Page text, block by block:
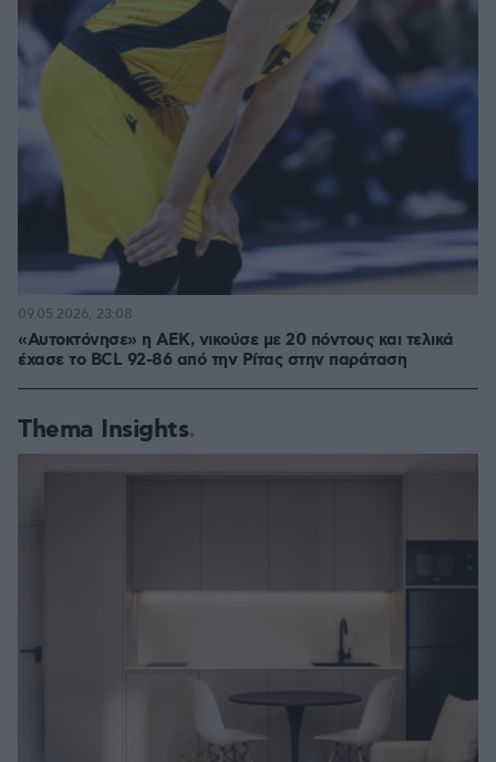
«Αυτοκτόνησε» η ΑΕΚ, νικούσε με 20 πόντους και τελικά
έχασε το BCL 92-86 από την Ρίτας στην παράταση
09.05.2026, 23:08
Thema Insights